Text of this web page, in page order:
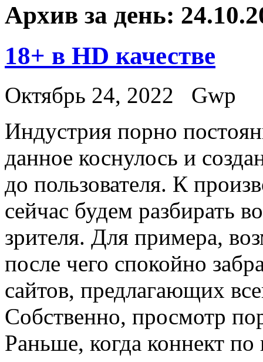
Архив за день:
18+ в HD качестве
Октябрь 24, 2022
Gwp
Индустрия пoрнo
данное коснулось и
до пользователя. К
сейчас будем разбирать
зрителя. Для примера,
после чего спокойно
сайтов, предлагающих
Собственно, просмотр
Раньше, когда коннект